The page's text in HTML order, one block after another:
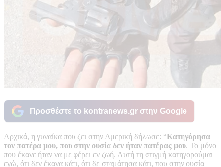
Προσθέστε το kontranews.gr στην Google
Αρχικά, η γυναίκα που ζει στην Αμερική δήλωσε: “Κατηγόρησα
τον πατέρα μου, που στην ουσία δεν ήταν πατέρας μου. Το μόνο
που έκανε ήταν να με φέρει εν ζωή. Αυτή τη στιγμή κατηγορούμαι
εγώ, ότι δεν έκανα κάτι, ότι δε σταμάτησα κάτι, που στην ουσία